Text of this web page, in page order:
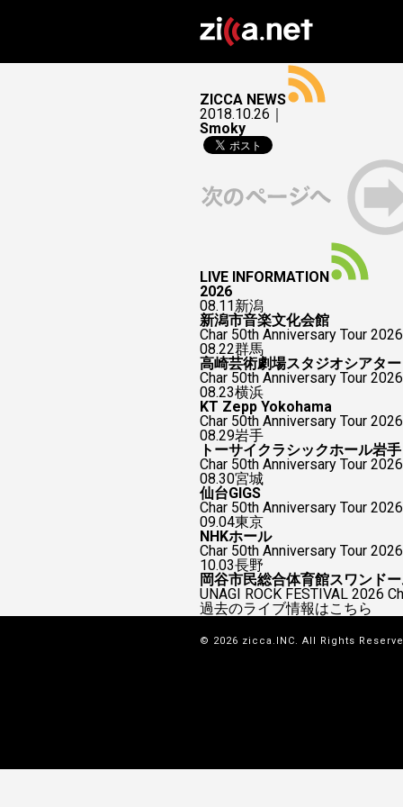
ZICCA NEWS
2018.10.26｜
Smoky
LIVE INFORMATION
2026
08.11新潟
新潟市音楽文化会館
Char 50th Anniversary Tour 2026
08.22群馬
高崎芸術劇場スタジオシアター
Char 50th Anniversary Tour
08.23横浜
KT Zepp Yokohama
Char 50th Anniversary Tour
08.29岩手
トーサイクラシックホール岩
Char 50th Anniversary Tour 2026
08.30宮城
仙台GIGS
Char 50th Anniversary Tour 2026
09.04東京
NHKホール
Char 50th Anniversary Tour 2026
10.03長野
岡谷市民総合体育館スワンド
UNAGI ROCK FESTIVAL 2026
過去のライブ情報はこちら
© 2026 zicca.INC. All Rights